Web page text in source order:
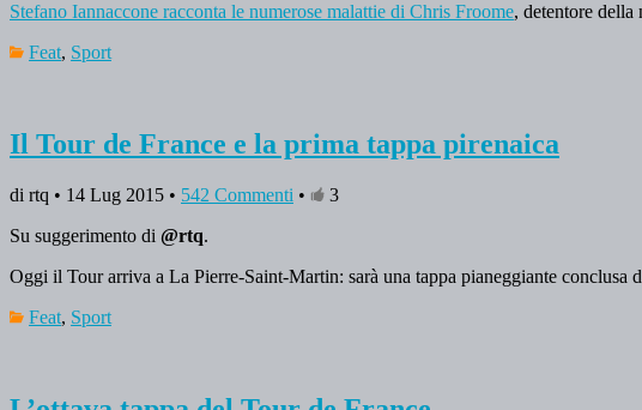
Stefano Iannaccone racconta le numerose malattie di Chris Froome, detentore
Feat, Sport
Il Tour de France e la prima tappa pirenaica
di rtq • 14 Lug 2015 • 542 Commenti •
3
Su suggerimento di @rtq.
Oggi il Tour arriva a La Pierre-Saint-Martin: sarà una tappa pianeggiante conclusa
Feat, Sport